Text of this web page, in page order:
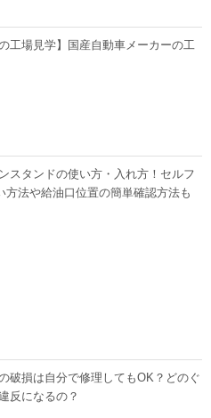
工場見学】国産自動車メーカーの工
スタンドの使い方・入れ方！セルフ
方法や給油口位置の簡単確認方法も
破損は自分で修理してもOK？どのぐ
反になるの？